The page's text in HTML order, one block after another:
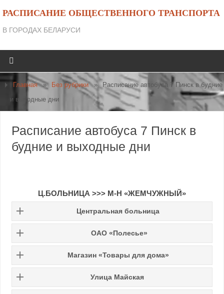
РАСПИСАНИЕ ОБЩЕСТВЕННОГО ТРАНСПОРТА
В ГОРОДАХ БЕЛАРУСИ
Главная » Без рубрики » Расписание автобуса 7 Пинск в будние
и выходные дни
Расписание автобуса 7 Пинск в
будние и выходные дни
Ц.БОЛЬНИЦА >>> М-Н «ЖЕМЧУЖНЫЙ»
Центральная больница
ОАО «Полесье»
Магазин «Товары для дома»
Улица Майская